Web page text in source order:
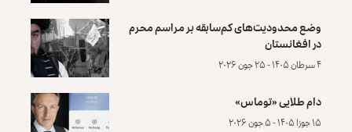
وضع محدودیت‌های کم‌سابقه بر مراسم محرم
در افغانستان
۴ سرطان ۱۴۰۵ - ۲۵ جون ۲۰۲۶
دام طلایی «توماس»
۱۵ جوزا ۱۴۰۵ - ۵ جون ۲۰۲۶